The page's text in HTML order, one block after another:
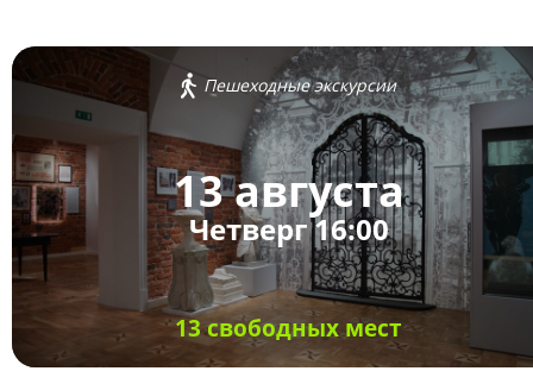
Пешеходные экскурсии
13 августа
Четверг 16:00
13 свободных мест